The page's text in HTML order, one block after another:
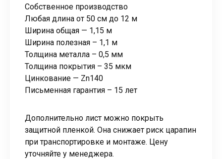
Собственное производство
Любая длина от 50 см до 12 м
Ширина общая — 1,15 м
Ширина полезная – 1,1 м
Толщина металла – 0,5 мм
Толщина покрытия – 35 мкм
Цинкование — Zn140
Письменная гарантия – 15 лет
Дополнительно лист можно покрыть
защитной пленкой. Она снижает риск царапин
при транспортировке и монтаже. Цену
уточняйте у менеджера.